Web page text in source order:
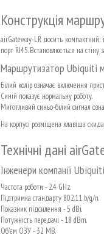
Конструкція
airGateway-LR досить компактний:
порт RJ45. Встановлюється на
Маршрутизатор Ubiquiti
Білий колір означає включення
Синій показує нормальну роботу.
Миготливий синьо-білий сигнал
На корпусі розміщена клавіша
Технічні дані
Інженери компанії
Частота роботи - 2.4 GHz.
Підтримка стандарту 802.11 b/g/n.
Показник підсилення - 5 dBi.
Потужність передачі - 18 dBm.
Об'єм ОЗУ - 32 MB.